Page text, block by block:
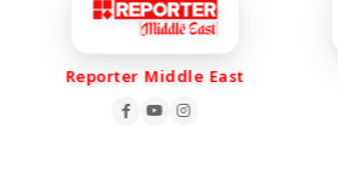
Reporter Middle East